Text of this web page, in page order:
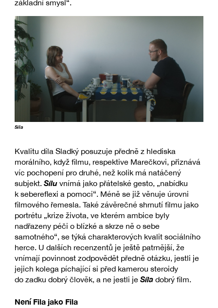
základní smysl“.
Síla
Kvalitu díla Sladký posuzuje předně z hlediska
morálního, když filmu, respektive Marečkovi, přiznává
víc pochopení pro druhé, než kolik má natáčený
subjekt. Sílu vnímá jako přátelské gesto, „nabídku
k sebereflexi a pomoci“. Méně se již věnuje úrovni
filmového řemesla. Také závěrečné shrnutí filmu jako
portrétu „krize života, ve kterém ambice byly
nadřazeny péči o blízké a skrze ně o sebe
samotného“, se týká charakterových kvalit sociálního
herce. U dalších recenzentů je ještě patrnější, že
vnímají povinnost zodpovědět předně otázku, jestli je
jejich kolega píchající si před kamerou steroidy
do zadku dobrý člověk, a ne jestli je Síla dobrý film.
Není Fila jako Fila